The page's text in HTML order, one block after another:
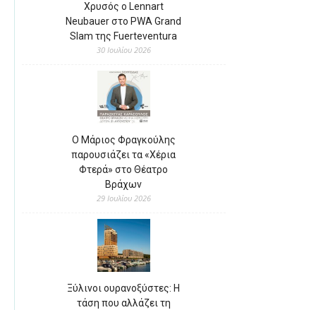
Χρυσός ο Lennart
Neubauer στο PWA Grand
Slam της Fuerteventura
30 Ιουλίου 2026
Ο Μάριος Φραγκούλης
παρουσιάζει τα «Χέρια
Φτερά» στο Θέατρο
Βράχων
29 Ιουλίου 2026
Ξύλινοι ουρανοξύστες: Η
τάση που αλλάζει τη